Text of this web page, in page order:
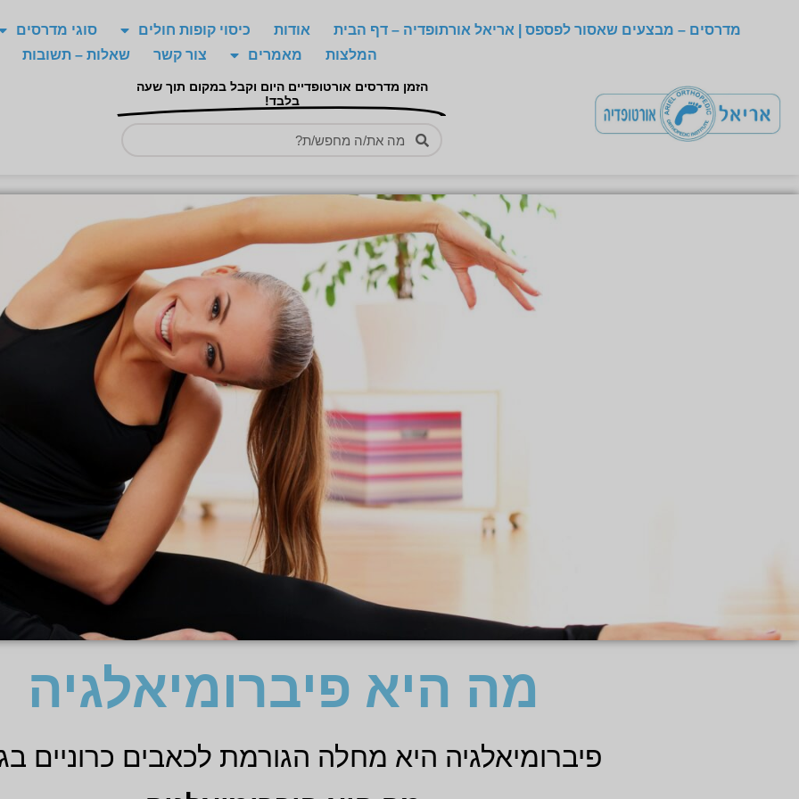
מדרסים – מבצעים שאסור לפספס | אריאל אורתופדיה – דף הבית אודות כיסוי קופות חולים
סוגי מדרסים
המלצות
מאמרים צור קשר שאלות – תשובות
הזמן מדרסים אורטופדיים היום וקבל במקום תוך שעה
בלבד!
מה היא פיברומיאלגיה
פיברומיאלגיה היא מחלה הגורמת לכאבים כרוניים